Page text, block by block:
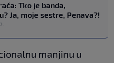
Tko je banda,
Ja, moje sestre, Penava?!
manjinu u